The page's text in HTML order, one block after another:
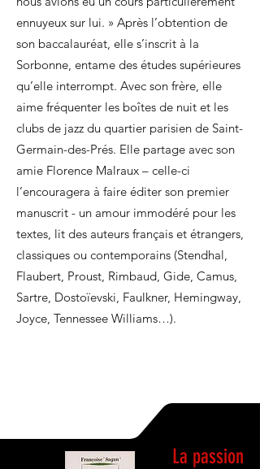
ennuyeux sur lui. » Après l’obtention de
son baccalauréat, elle s’inscrit à la
Sorbonne, entame des études supérieures
qu’elle interrompt. Avec son frère, elle
aime fréquenter les boîtes de nuit et les
clubs de jazz du quartier parisien de Saint-
Germain-des-Prés. Elle partage avec son
amie Florence Malraux – celle-ci
l’encouragera à faire éditer son premier
manuscrit - un amour immodéré pour les
textes, lit des auteurs français et étrangers,
classiques ou contemporains (Stendhal,
Flaubert, Proust, Rimbaud, Gide, Camus,
Sartre, Dostoïevski, Faulkner, Hemingway,
Joyce, Tennessee Williams…).
La passion